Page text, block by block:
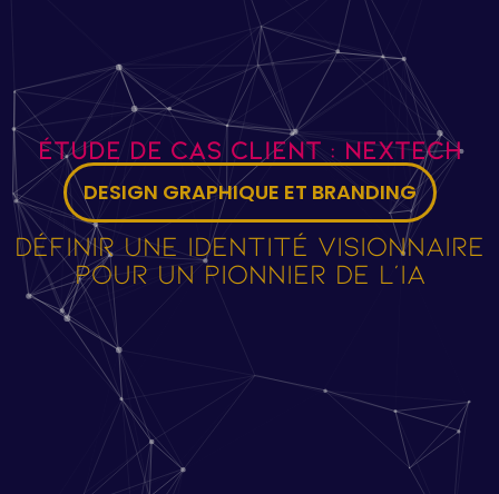
Étude de cas client : NEXTECH
DESIGN GRAPHIQUE ET BRANDING
Définir une identité visionnaire
pour un pionnier de l'IA